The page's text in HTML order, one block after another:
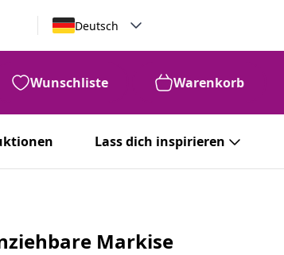
Deutsch
Wunschliste Warenkorb
Lass dich inspirieren
Markise